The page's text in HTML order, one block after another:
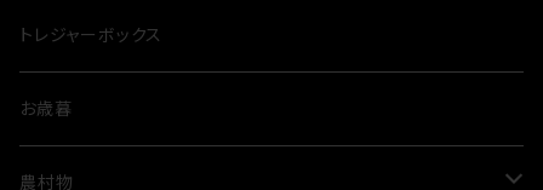
トレジャーボックス
お歳暮
農村物